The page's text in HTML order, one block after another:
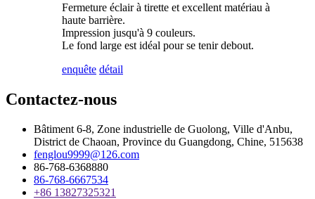
Fermeture éclair à tirette et excellent matériau à
haute barrière.
Impression jusqu'à 9 couleurs.
Le fond large est idéal pour se tenir debout.
enquête détail
Contactez-nous
Bâtiment 6-8, Zone industrielle de Guolong, Ville d'Anbu,
District de Chaoan, Province du Guangdong, Chine, 515638
fenglou9999@126.com
86-768-6368880
86-768-6667534
+86 13827325321